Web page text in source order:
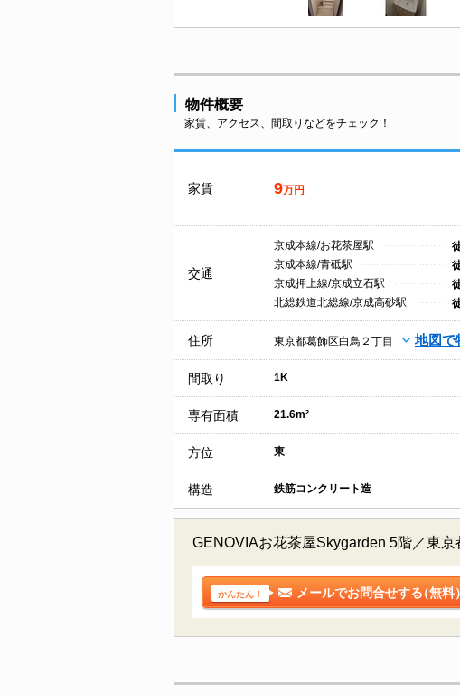
物件概要
家賃、アクセス、間取りなどをチェック！
家賃 9万円
交通
京成本線/お花茶屋駅
京成本線/青砥駅
京成押上線/京成立石駅
北総鉄道北総線/京成高砂駅
住所 東京都葛飾区白鳥２丁目 地図で
間取り 1K
専有面積 21.6m²
方位 東
構造 鉄筋コンクリート造
GENOVIAお花茶屋Skygarden 5階／東
かんたん！ メールでお問合せする（無料）